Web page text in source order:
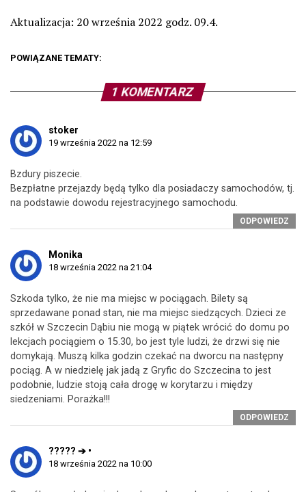
Aktualizacja: 20 września 2022 godz. 09.4.
POWIĄZANE TEMATY:
1 KOMENTARZ
stoker
19 września 2022 na 12:59
Bzdury piszecie.
Bezpłatne przejazdy będą tylko dla posiadaczy samochodów, tj.
na podstawie dowodu rejestracyjnego samochodu.
ODPOWIEDZ
Monika
18 września 2022 na 21:04
Szkoda tylko, że nie ma miejsc w pociągach. Bilety są
sprzedawane ponad stan, nie ma miejsc siedzących. Dzieci ze
szkół w Szczecin Dąbiu nie mogą w piątek wrócić do domu po
lekcjach pociągiem o 15.30, bo jest tyle ludzi, że drzwi się nie
domykają. Muszą kilka godzin czekać na dworcu na następny
pociąg. A w niedzielę jak jadą z Gryfic do Szczecina to jest
podobnie, ludzie stoją cała drogę w korytarzu i między
siedzeniami. Porażka!!!
ODPOWIEDZ
????? ➔ •
18 września 2022 na 10:00